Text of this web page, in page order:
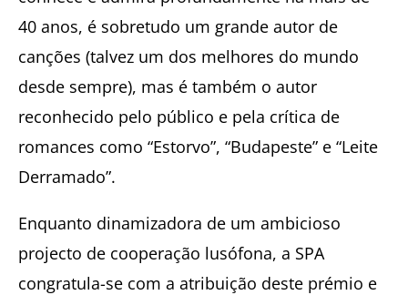
40 anos, é sobretudo um grande autor de
canções (talvez um dos melhores do mundo
desde sempre), mas é também o autor
reconhecido pelo público e pela crítica de
romances como “Estorvo”, “Budapeste” e “Leite
Derramado”.
Enquanto dinamizadora de um ambicioso
projecto de cooperação lusófona, a SPA
congratula-se com a atribuição deste prémio e